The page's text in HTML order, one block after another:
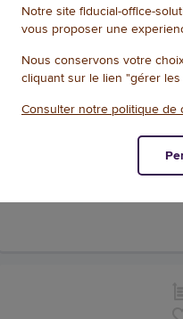
Notre site fiducial-office-
vous proposer une
Nous conservons votre
cliquant sur le lien "gérer
Consulter notre politique de